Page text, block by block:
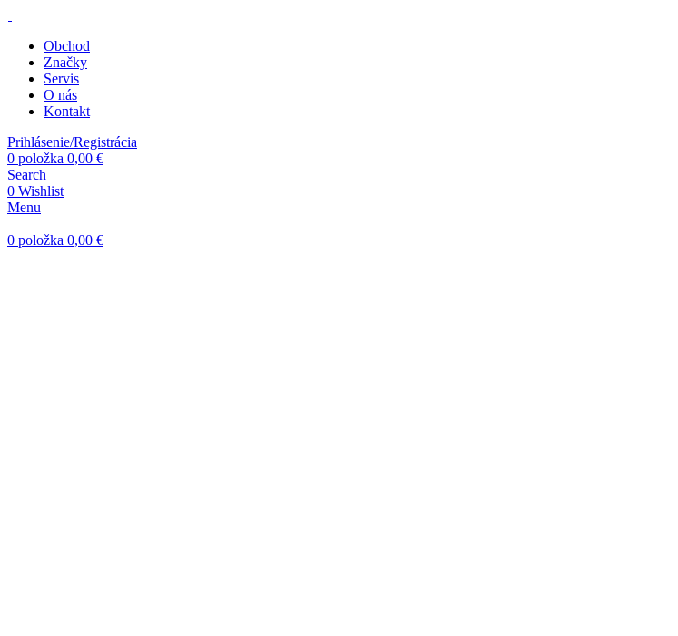
Obchod
Značky
Servis
O nás
Kontakt
Prihlásenie/Registrácia
0 položka 0,00 €
Search
0 Wishlist
Menu
0 položka 0,00 €